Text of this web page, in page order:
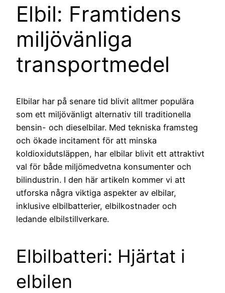
Elbil: Framtidens
miljövänliga
transportmedel
Elbilar har på senare tid blivit alltmer populära
som ett miljövänligt alternativ till traditionella
bensin- och dieselbilar. Med tekniska framsteg
och ökade incitament för att minska
koldioxidutsläppen, har elbilar blivit ett attraktivt
val för både miljömedvetna konsumenter och
bilindustrin. I den här artikeln kommer vi att
utforska några viktiga aspekter av elbilar,
inklusive elbilbatterier, elbilkostnader och
ledande elbilstillverkare.
Elbilbatteri: Hjärtat i
elbilen